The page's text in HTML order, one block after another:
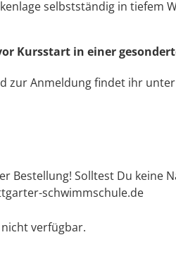
selbstständig in tiefem
Kursstart in einer
zur Anmeldung findet ihr unter
Bestellung! Solltest Du keine
schwimmschule.de
verfügbar.